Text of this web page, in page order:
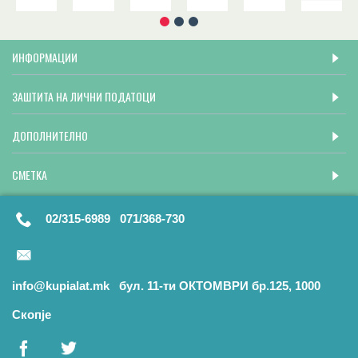
ИНФОРМАЦИИ
ЗАШТИТА НА ЛИЧНИ ПОДАТОЦИ
ДОПОЛНИТЕЛНО
СМЕТКА
02/315-6989 071/368-730
info@kupialat.mk бул. 11-ти ОКТОМВРИ бр.125, 1000
Скопје